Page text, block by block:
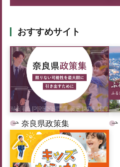
おすすめサイト
奈良県政策集